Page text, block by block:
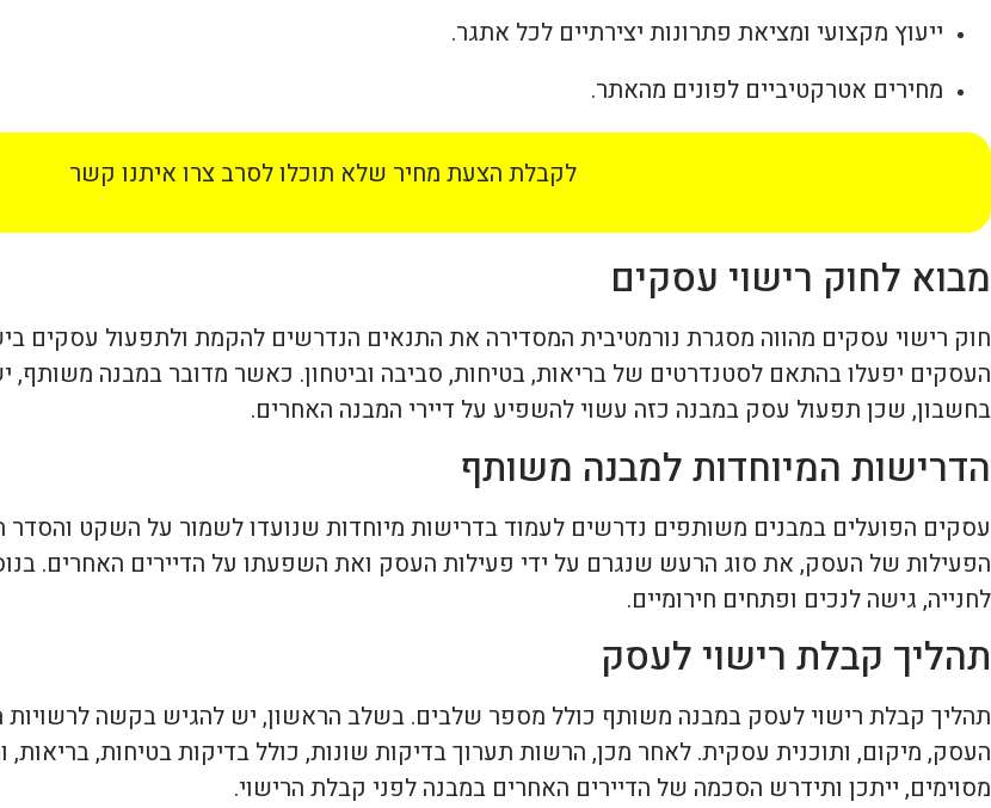
ייעוץ מקצועי ומציאת פתרונות יצירתיים לכל אתגר.
מחירים אטרקטיביים לפונים מהאתר.
לקבלת הצעת מחיר שלא תוכלו לסרב צרו איתנו קשר
מבוא לחוק רישוי עסקים
חוק רישוי עסקים מהווה מסגרת נורמטיבית המסדירה את התנאים הנדרשים להקמת ולתפעול עסקים
העסקים יפעלו בהתאם לסטנדרטים של בריאות, בטיחות, סביבה וביטחון. כאשר מדובר במבנה משותף,
בחשבון, שכן תפעול עסק במבנה כזה עשוי להשפיע על דיירי המבנה האחרים.
הדרישות המיוחדות למבנה משותף
עסקים הפועלים במבנים משותפים נדרשים לעמוד בדרישות מיוחדות שנועדו לשמור על השקט
הפעילות של העסק, את סוג הרעש שנגרם על ידי פעילות העסק ואת השפעתו על הדיירים האחרים.
לחנייה, גישה לנכים ופתחים חירומיים.
תהליך קבלת רישוי לעסק
תהליך קבלת רישוי לעסק במבנה משותף כולל מספר שלבים. בשלב הראשון, יש להגיש בקשה לרשויות
העסק, מיקום, ותוכנית עסקית. לאחר מכן, הרשות תערוך בדיקות שונות, כולל בדיקות בטיחות,
מסוימים, ייתכן ותידרש הסכמה של הדיירים האחרים במבנה לפני קבלת הרישוי.